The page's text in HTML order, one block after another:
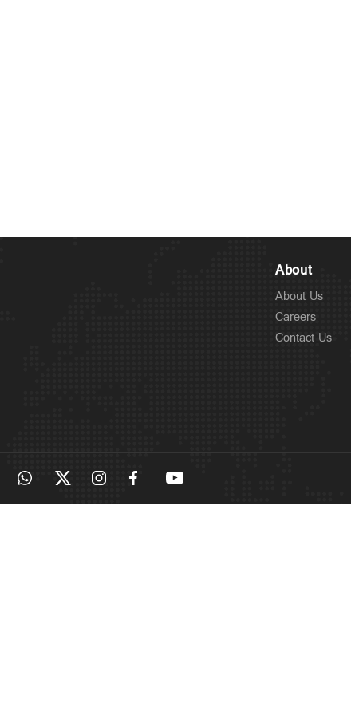
പിണറായി
About
About Us
Careers
Contact Us